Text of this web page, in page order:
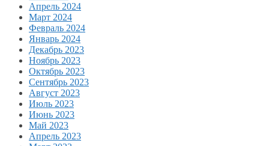
Апрель 2024
Март 2024
Февраль 2024
Январь 2024
Декабрь 2023
Ноябрь 2023
Октябрь 2023
Сентябрь 2023
Август 2023
Июль 2023
Июнь 2023
Май 2023
Апрель 2023